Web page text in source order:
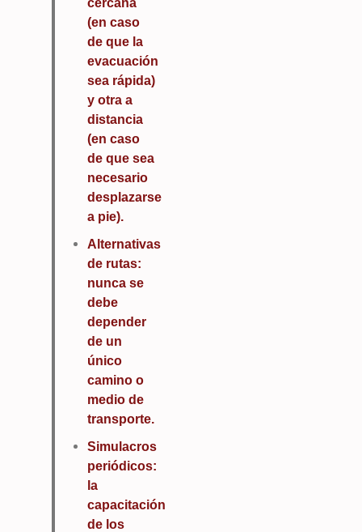
cercana
(en caso
de que la
evacuación
sea rápida)
y otra a
distancia
(en caso
de que sea
necesario
desplazarse
a pie).
Alternativas
de rutas:
nunca se
debe
depender
de un
único
camino o
medio de
transporte.
Simulacros
periódicos:
la
capacitación
de los